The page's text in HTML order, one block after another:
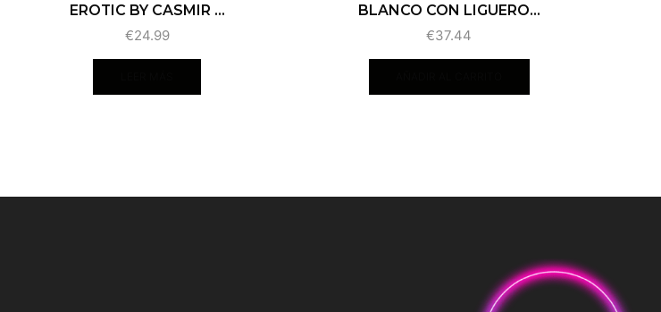
EROTIC BY CASMIR ...
€24.99
BLANCO CON LIGUERO...
€37.44